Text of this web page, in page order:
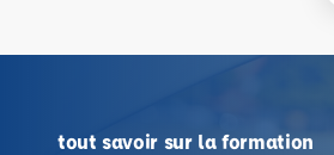
tout savoir sur la formation